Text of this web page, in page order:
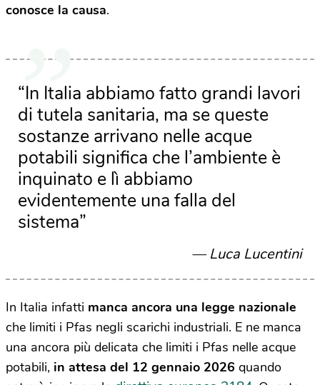
conosce la causa.
“In Italia abbiamo fatto grandi lavori
di tutela sanitaria, ma se queste
sostanze arrivano nelle acque
potabili significa che l’ambiente è
inquinato e lì abbiamo
evidentemente una falla del
sistema”
Luca Lucentini
In Italia infatti manca ancora una legge nazionale
che limiti i Pfas negli scarichi industriali. E ne manca
una ancora più delicata che limiti i Pfas nelle acque
potabili, in attesa del 12 gennaio 2026 quando